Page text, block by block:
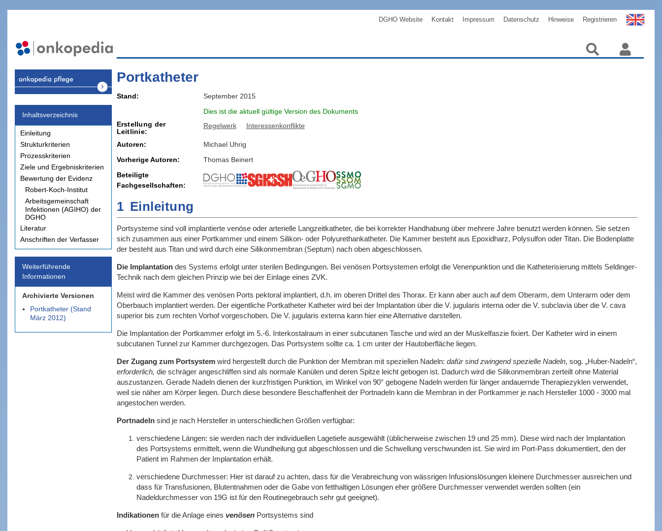
DGHO Website Kontakt Impressum Datenschutz Hinweise Registrieren
Inhaltsverzeichnis
Einleitung
Strukturkriterien
Prozesskriterien
Ziele und Ergebniskriterien
Bewertung der Evidenz
Robert-Koch-Institut
Arbeitsgemeinschaft
Infektionen (AGIHO) der
DGHO
Literatur
Anschriften der Verfasser
Weiterführende
Informationen
Archivierte Versionen
Portkatheter (Stand
März 2012)
Portkatheter
Stand
September 2015
Dies ist die aktuell gültige Version des Dokuments
Erstellung der
Leitlinie
Regelwerk Interessenkonflikte
Autoren: Michael Uhrig
Vorherige Autoren:
Thomas Beinert
Beteiligte
Fachgesellschaften
1 Einleitung
Portsysteme sind voll implantierte venöse oder arterielle Langzeitkatheter, die bei korrekter Handhabung über mehrere Jahre benutzt werden können. Sie setzen
sich zusammen aus einer Portkammer und einem Silikon- oder Polyurethankatheter. Die Kammer besteht aus Epoxidharz, Polysulfon oder Titan. Die Bodenplatte
der besteht aus Titan und wird durch eine Silikonmembran (Septum) nach oben abgeschlossen.
Die Implantationdes Systems erfolgt unter sterilen Bedingungen. Bei venösen Portsystemen erfolgt die Venenpunktion und die Katheterisierung mittels Seldinger-
Technik nach dem gleichen Prinzip wie bei der Einlage eines ZVK.
Meist wird die Kammer des venösen Ports pektoral implantiert, d.h. im oberen Drittel des Thorax. Er kann aber auch auf dem Oberarm, dem Unterarm oder dem
Oberbauch implantiert werden. Der eigentliche Portkatheter Katheter wird bei der Implantation über die V. jugularis interna oder die V. subclavia über die V. cava
superior bis zum rechten Vorhof vorgeschoben. Die V. jugularis externa kann hier eine Alternative darstellen.
Die Implantation der Portkammer erfolgt im 5.-6. Interkostalraum in einer subcutanen Tasche und wird an der Muskelfaszie fixiert. Der Katheter wird in einem
subcutanen Tunnel zur Kammer durchgezogen. Das Portsystem sollte ca. 1 cm unter der Hautoberfläche liegen.
Der Zugang zum Portsystemwird hergestellt durch die Punktion der Membran mit speziellen Nadeln: dafür sind zwingend spezielle Nadeln, sog. „Huber-Nadeln“,
erforderlich, die schräger angeschliffen sind als normale Kanülen und deren Spitze leicht gebogen ist. Dadurch wird die Silikonmembran zerteilt ohne Material
auszustanzen. Gerade Nadeln dienen der kurzfristigen Punktion, im Winkel von 90° gebogene Nadeln werden für länger andauernde Therapiezyklen verwendet,
weil sie näher am Körper liegen. Durch diese besondere Beschaffenheit der Portnadeln kann die Membran in der Portkammer je nach Hersteller 1000 - 3000 mal
angestochen werden.
Portnadelnsind je nach Hersteller in unterschiedlichen Größen verfügbar:
verschiedene Längen: sie werden nach der individuellen Lagetiefe ausgewählt (üblicherweise zwischen 19 und 25 mm). Diese wird nach der Implantation
des Portsystems ermittelt, wenn die Wundheilung gut abgeschlossen und die Schwellung verschwunden ist. Sie wird im Port-Pass dokumentiert, den der
Patient im Rahmen der Implantation erhält.
verschiedene Durchmesser: Hier ist darauf zu achten, dass für die Verabreichung von wässrigen Infusionslösungen kleinere Durchmesser ausreichen und
dass für Transfusionen, Blutentnahmen oder die Gabe von fetthaltigen Lösungen eher größere Durchmesser verwendet werden sollten (ein
Nadeldurchmesser von 19G ist für den Routinegebrauch sehr gut geeignet).
Indikationenfür die Anlage eines venösenPortsystems sind